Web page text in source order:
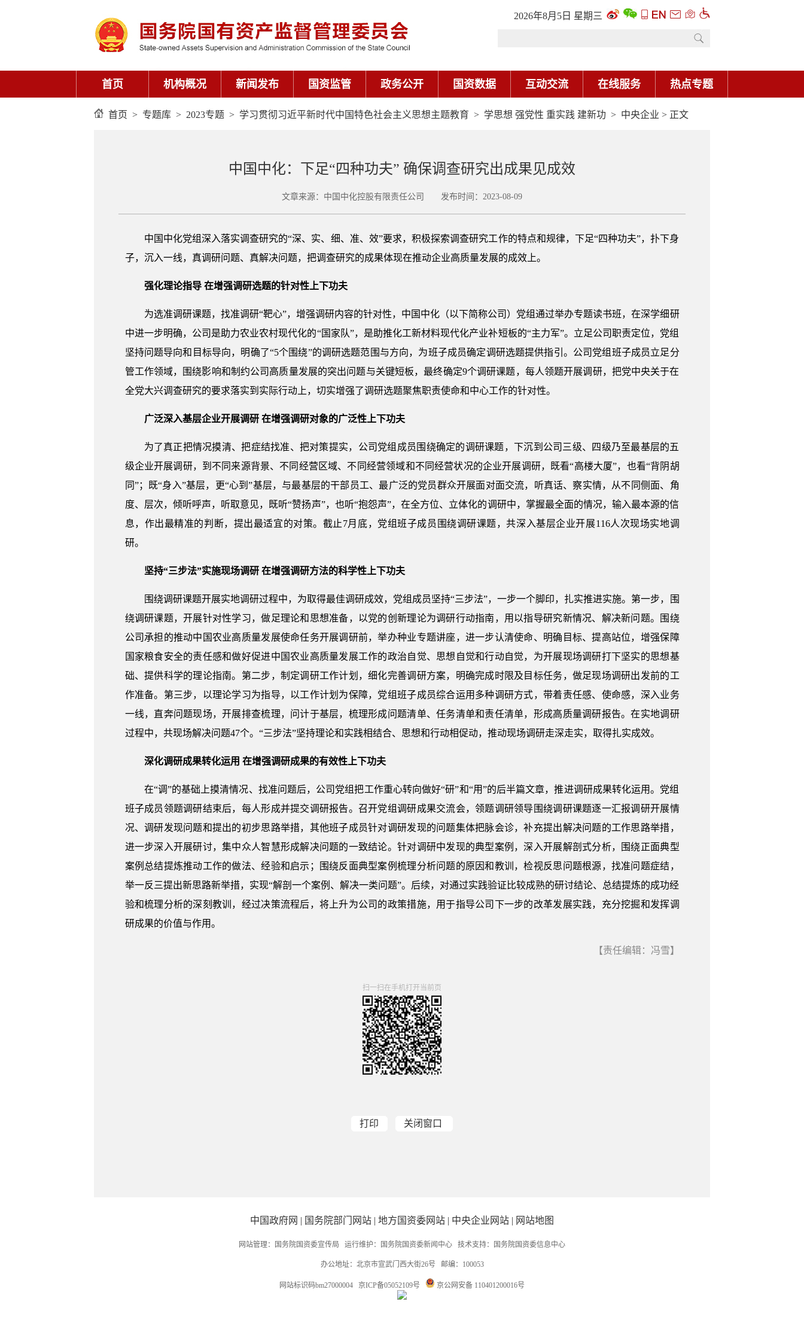
2026年8月5日 星期三
首页 机构概况 新闻发布 国资监管 政务公开 国资数据 互动交流 在线服务 热点专题
首页 > 专题库 > 2023专题 > 学习贯彻习近平新时代中国特色社会主义思想主题教育 > 学思想 强党性 重实践 建新功 > 中央企业 > 正文
中国中化：下足“四种功夫” 确保调查研究出成果见成效
文章来源：中国中化控股有限责任公司 发布时间：2023-08-09
中国中化党组深入落实调查研究的“深、实、细、准、效”要求，积极探索调查研究工作的特点和规律，下足“四种功夫”，扑下身
子，沉入一线，真调研问题、真解决问题，把调查研究的成果体现在推动企业高质量发展的成效上。
强化理论指导 在增强调研选题的针对性上下功夫
为选准调研课题，找准调研“靶心”，增强调研内容的针对性，中国中化（以下简称公司）党组通过举办专题读书班，在深学细研
中进一步明确，公司是助力农业农村现代化的“国家队”，是助推化工新材料现代化产业补短板的“主力军”。立足公司职责定位，党组
坚持问题导向和目标导向，明确了“5个围绕”的调研选题范围与方向，为班子成员确定调研选题提供指引。公司党组班子成员立足分
管工作领域，围绕影响和制约公司高质量发展的突出问题与关键短板，最终确定9个调研课题，每人领题开展调研，把党中央关于在
全党大兴调查研究的要求落实到实际行动上，切实增强了调研选题聚焦职责使命和中心工作的针对性。
广泛深入基层企业开展调研 在增强调研对象的广泛性上下功夫
为了真正把情况摸清、把症结找准、把对策提实，公司党组成员围绕确定的调研课题，下沉到公司三级、四级乃至最基层的五
级企业开展调研，到不同来源背景、不同经营区域、不同经营领域和不同经营状况的企业开展调研，既看“高楼大厦”，也看“背阴胡
同”；既“身入”基层，更“心到”基层，与最基层的干部员工、最广泛的党员群众开展面对面交流，听真话、察实情，从不同侧面、角
度、层次，倾听呼声，听取意见，既听“赞扬声”，也听“抱怨声”，在全方位、立体化的调研中，掌握最全面的情况，输入最本源的信
息，作出最精准的判断，提出最适宜的对策。截止7月底，党组班子成员围绕调研课题，共深入基层企业开展116人次现场实地调
研。
坚持“三步法”实施现场调研 在增强调研方法的科学性上下功夫
围绕调研课题开展实地调研过程中，为取得最佳调研成效，党组成员坚持“三步法”，一步一个脚印，扎实推进实施。第一步，围
绕调研课题，开展针对性学习，做足理论和思想准备，以党的创新理论为调研行动指南，用以指导研究新情况、解决新问题。围绕
公司承担的推动中国农业高质量发展使命任务开展调研前，举办种业专题讲座，进一步认清使命、明确目标、提高站位，增强保障
国家粮食安全的责任感和做好促进中国农业高质量发展工作的政治自觉、思想自觉和行动自觉，为开展现场调研打下坚实的思想基
础、提供科学的理论指南。第二步，制定调研工作计划，细化完善调研方案，明确完成时限及目标任务，做足现场调研出发前的工
作准备。第三步，以理论学习为指导，以工作计划为保障，党组班子成员综合运用多种调研方式，带着责任感、使命感，深入业务
一线，直奔问题现场，开展排查梳理，问计于基层，梳理形成问题清单、任务清单和责任清单，形成高质量调研报告。在实地调研
过程中，共现场解决问题47个。“三步法”坚持理论和实践相结合、思想和行动相促动，推动现场调研走深走实，取得扎实成效。
深化调研成果转化运用 在增强调研成果的有效性上下功夫
在“调”的基础上摸清情况、找准问题后，公司党组把工作重心转向做好“研”和“用”的后半篇文章，推进调研成果转化运用。党组
班子成员领题调研结束后，每人形成并提交调研报告。召开党组调研成果交流会，领题调研领导围绕调研课题逐一汇报调研开展情
况、调研发现问题和提出的初步思路举措，其他班子成员针对调研发现的问题集体把脉会诊，补充提出解决问题的工作思路举措，
进一步深入开展研讨，集中众人智慧形成解决问题的一致结论。针对调研中发现的典型案例，深入开展解剖式分析，围绕正面典型
案例总结提炼推动工作的做法、经验和启示；围绕反面典型案例梳理分析问题的原因和教训，检视反思问题根源，找准问题症结，
举一反三提出新思路新举措，实现“解剖一个案例、解决一类问题”。后续，对通过实践验证比较成熟的研讨结论、总结提炼的成功经
验和梳理分析的深刻教训，经过决策流程后，将上升为公司的政策措施，用于指导公司下一步的改革发展实践，充分挖掘和发挥调
研成果的价值与作用。
【责任编辑：冯雪】
扫一扫在手机打开当前页
打印 关闭窗口